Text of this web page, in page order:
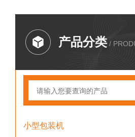
产品分类 /
小型包装机